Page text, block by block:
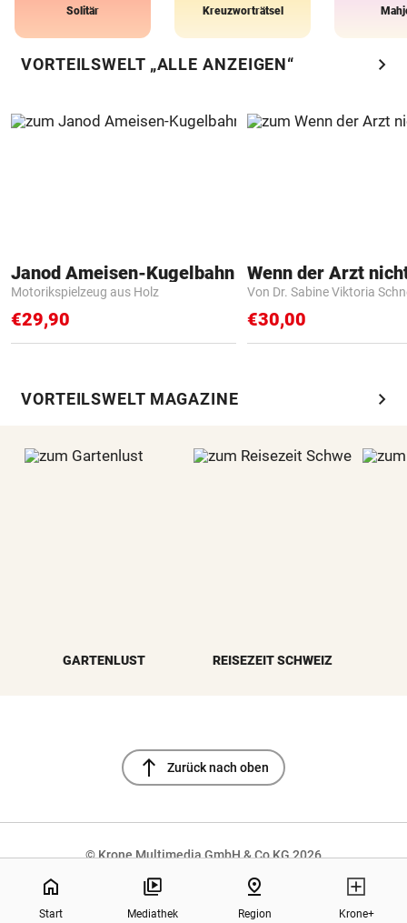
Solitär Kreuzworträtsel
VORTEILSWELT „ALLE ANZEIGEN“ chevron_right
Janod Ameisen-Kugelbahn
Motorikspielzeug aus Holz
€29,90
Von Dr. Sabine Viktoria
€30,00
VORTEILSWELT MAGAZINE chevron_right
GARTENLUST REISEZEIT SCHWEIZ
north Zurück nach oben
© Krone Multimedia GmbH & Co KG 2026
Muthgasse 2, 1190 Wien
home
Start Mediathek
pin_drop
Region Krone+